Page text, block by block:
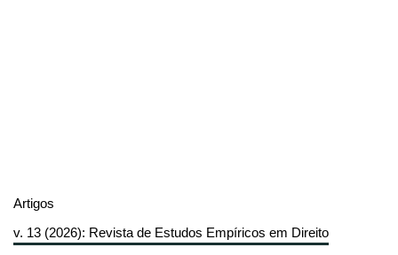
Artigos
v. 13 (2026): Revista de Estudos Empíricos em Direito